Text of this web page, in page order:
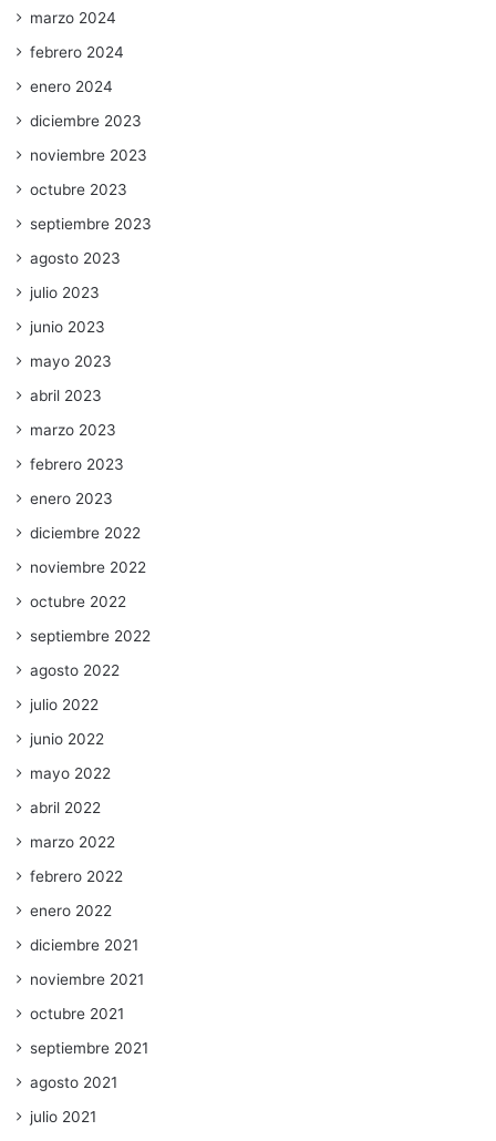
marzo 2024
febrero 2024
enero 2024
diciembre 2023
noviembre 2023
octubre 2023
septiembre 2023
agosto 2023
julio 2023
junio 2023
mayo 2023
abril 2023
marzo 2023
febrero 2023
enero 2023
diciembre 2022
noviembre 2022
octubre 2022
septiembre 2022
agosto 2022
julio 2022
junio 2022
mayo 2022
abril 2022
marzo 2022
febrero 2022
enero 2022
diciembre 2021
noviembre 2021
octubre 2021
septiembre 2021
agosto 2021
julio 2021